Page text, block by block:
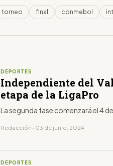
torneo final conmebol
DEPORTES
Independiente del
etapa de la LigaPro
La segunda fase comenzará el 4
Redacción · 03 de junio, 2024
DEPORTES